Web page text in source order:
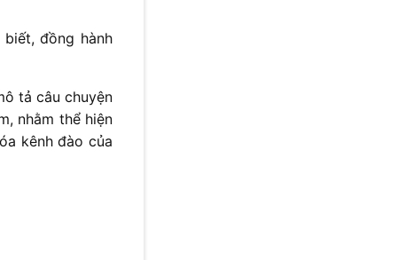
đồng hành
tả câu chuyện
nhằm thể hiện
kênh đào của